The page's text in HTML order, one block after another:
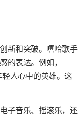
新和突破。嘻哈歌手
的表达。例如，
人心中的英雄。这
子音乐、摇滚乐，还